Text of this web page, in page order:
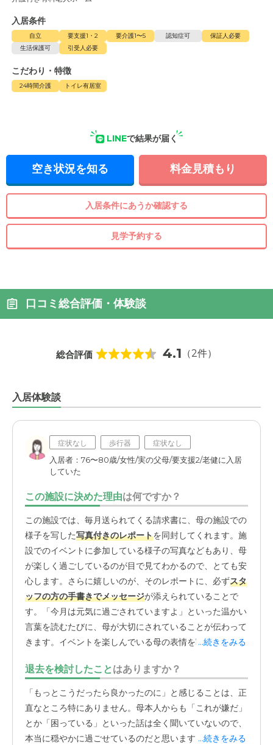
入居条件
自立 要支援1・2 要介護1〜5 認知症可
保証人必要
生活保護可
引受人必要
こだわり・特徴
24時間介護 トイレ有居室
LINEで結果が届く
空き状況を知る 料金見積もり
入居条件にあうか確認する
見学予約する
口コミ総合評価・体験談
総合評価 4.1 （2件）
入居体験談
症状なし 歩行器 症状なし
入居者：76〜80歳/女性/実の父母/要支援2/老健に入居
していた
この施設に決めた理由は何ですか？
この施設では、毎月送られてくる請求書に、母の施設での
様子を写した写真付きのレポートを同封してくれます。施
設でのイベントに参加している様子の写真などもあり、母
が楽しく過ごしているのが目で見てわかるので、とても安
心します。さらに嬉しいのが、そのレポートに、必ずスタ
ッフの方の手書きでメッセージが添えられていることで
す。「今月は元気に過ごされていますよ」といった温かい
言葉を読むたびに、母が大切にされていることが伝わって
きます。イベントを楽しんでいる母の表情を写真で見られ
す。母には定期的に飲む薬があるのですが、提携している
医療機関の先生が往診に来てくださり、その服薬管理もす
べて施設側で行ってくれています。家族が付き添う必要も
なく、医療に関するすべてを 施設内で完結 してくださるの
は、本当にありがたいです。自宅から施設まで少し距離が
...続きをみる
退去を検討したことはありますか？
「もっとこうだったら良かったのに」と感じることは、正
直なところ特にありません。母本人からも「これが嫌だ」
とか「困っている」といった話は全く聞いていないので、
本当に穏やかに過ごせているのだと思います。...続きをみる